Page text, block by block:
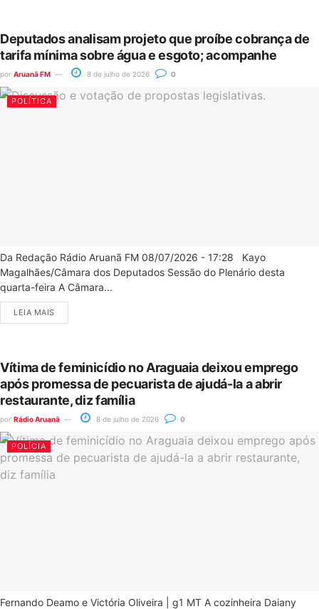
Deputados analisam projeto que proíbe cobrança de
tarifa mínima sobre água e esgoto; acompanhe
por Aruanã FM 8 de julho de 2026 0
POLÍTICA
Da Redação Rádio Aruanã FM 08/07/2026 - 17:28 Kayo
Magalhães/Câmara dos Deputados Sessão do Plenário desta
quarta-feira A Câmara...
LEIA MAIS
Vítima de feminicídio no Araguaia deixou emprego
após promessa de pecuarista de ajudá-la a abrir
restaurante, diz família
por Rádio Aruanã 8 de julho de 2026 0
POLÍCIA
Fernando Deamo e Victória Oliveira | g1 MT A cozinheira Daiany